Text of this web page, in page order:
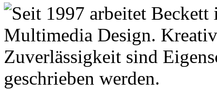
Seit 1997 arbeitet
Multimedia Design.
Zuverlässigkeit sind
geschrieben werden.